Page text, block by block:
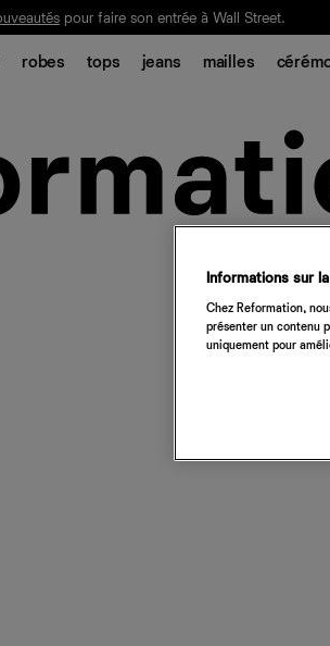
est ici. Lisez-le
pour faire son entrée à Wall Street.
robes tops jeans mailles
Informations sur
Chez Reformation,
présenter un contenu
uniquement pour